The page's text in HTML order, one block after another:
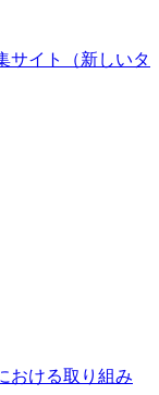
サイト
（新しいタ
おける取り組み